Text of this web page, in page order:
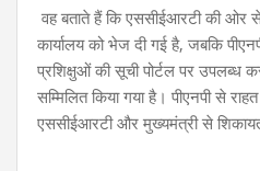
वह बताते हैं कि एससीईआरटी की ओर से
कार्यालय को भेज दी गई है, जबकि
प्रशिक्षुओं की सूची पोर्टल पर उपलब्ध
सम्मिलित किया गया है। पीएनपी से
एससीईआरटी और मुख्यमंत्री से